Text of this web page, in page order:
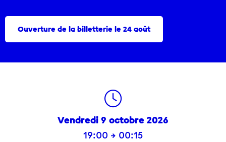
Ouverture de la billetterie le 24 août
Vendredi 9 octobre 2026
19:00 → 00:15